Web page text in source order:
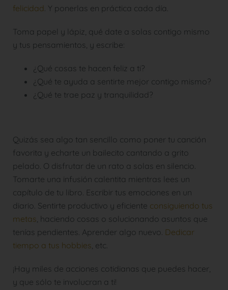
felicidad. Y ponerlas en práctica cada día.
Toma papel y lápiz, qué date a solas contigo mismo
y tus pensamientos, y escribe:
¿Qué cosas te hacen feliz a ti?
¿Qué te ayuda a sentirte mejor contigo mismo?
¿Qué te trae paz y tranquilidad?
Quizás sea algo tan sencillo como poner tu canción
favorita y echarte un bailecito cantando a grito
pelado. O disfrutar de un rato a solas en silencio.
Tomarte una infusión calentita mientras lees un
capítulo de tu libro. Escribir tus emociones en un
diario. Sentirte productivo y eficiente consiguiendo tus
metas, haciendo cosas o solucionando asuntos que
tenías pendientes. Aprender algo nuevo. Dedicar
tiempo a tus hobbies, etc.
¡Hay miles de acciones cotidianas que puedes hacer,
y que sólo te involucran a ti!